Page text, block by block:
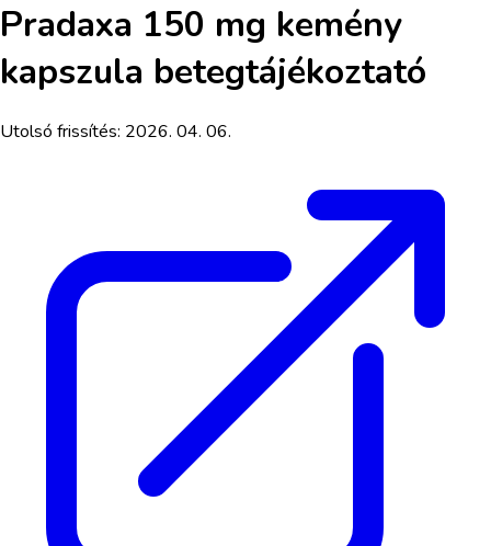
Pradaxa 150 mg kemény
kapszula betegtájékoztató
Utolsó frissítés: 2026. 04. 06.